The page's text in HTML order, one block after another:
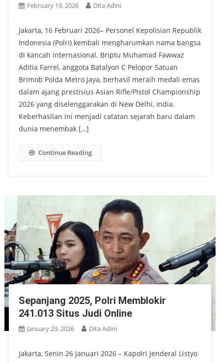
February 19, 2026 Dita Adini
Jakarta, 16 Februari 2026– Personel Kepolisian Republik
Indonesia (Polri) kembali mengharumkan nama bangsa
di kancah internasional. Briptu Muhamad Fawwaz
Aditia Farrel, anggota Batalyon C Pelopor Satuan
Brimob Polda Metro Jaya, berhasil meraih medali emas
dalam ajang prestisius Asian Rifle/Pistol Championship
2026 yang diselenggarakan di New Delhi, India.
Keberhasilan ini menjadi catatan sejarah baru dalam
dunia menembak […]
Continue Reading
Sepanjang 2025, Polri Memblokir
241.013 Situs Judi Online
January 29, 2026 Dita Adini
Jakarta, Senin 26 Januari 2026 – Kapolri Jenderal Listyo